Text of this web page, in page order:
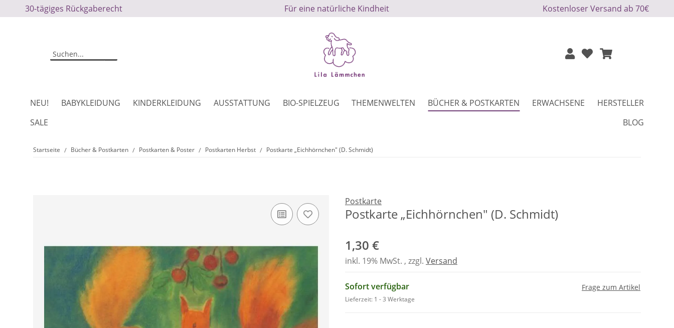
30-tägiges Rückgaberecht Für eine natürliche Kindheit Kostenloser Versand ab 70€
NEU! BABYKLEIDUNG KINDERKLEIDUNG AUSSTATTUNG BIO-SPIELZEUG THEMENWELTEN BÜCHER & POSTKARTEN ERWACHSENE
HERSTELLER
SALE
BLOG
Startseite Bücher & Postkarten Postkarten & Poster Postkarten Herbst Postkarte „Eichhörnchen" (D. Schmidt)
Postkarte
Postkarte „Eichhörnchen" (D. Schmidt)
1,30 €
inkl. 19% MwSt. , zzgl. Versand
Sofort verfügbar
Lieferzeit: 1 - 3 Werktage
Frage zum Artikel